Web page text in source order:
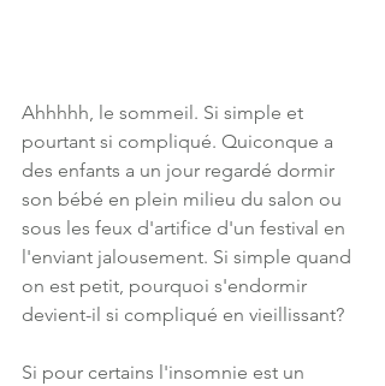
Ahhhhh, le sommeil. Si simple et
pourtant si compliqué. Quiconque a
des enfants a un jour regardé dormir
son bébé en plein milieu du salon ou
sous les feux d'artifice d'un festival en
l'enviant jalousement. Si simple quand
on est petit, pourquoi s'endormir
devient-il si compliqué en vieillissant?
Si pour certains l'insomnie est un